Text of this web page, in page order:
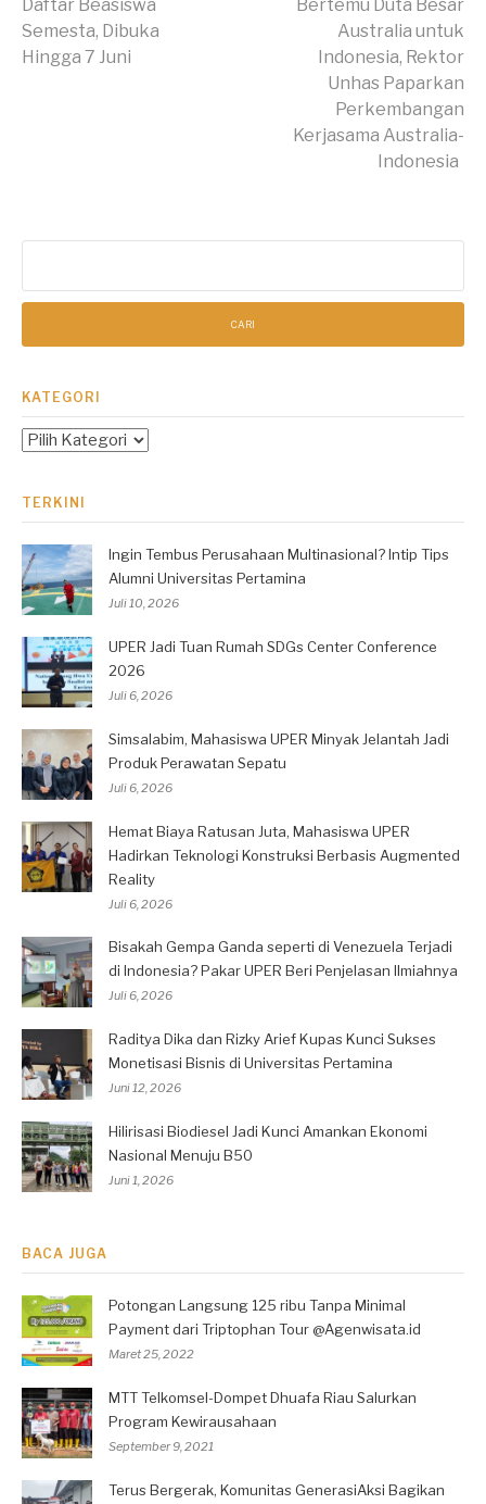
Membaca
Daftar Beasiswa
Semesta, Dibuka
Hingga 7 Juni
Bertemu Duta Besar
Australia untuk
Indonesia, Rektor
Unhas Paparkan
Perkembangan
Kerjasama Australia-
Indonesia
KATEGORI
Kategori
TERKINI
Ingin Tembus Perusahaan Multinasional? Intip Tips
Alumni Universitas Pertamina
Juli 10, 2026
UPER Jadi Tuan Rumah SDGs Center Conference
2026
Juli 6, 2026
Simsalabim, Mahasiswa UPER Minyak Jelantah Jadi
Produk Perawatan Sepatu
Juli 6, 2026
Hemat Biaya Ratusan Juta, Mahasiswa UPER
Hadirkan Teknologi Konstruksi Berbasis Augmented
Reality
Juli 6, 2026
Bisakah Gempa Ganda seperti di Venezuela Terjadi
di Indonesia? Pakar UPER Beri Penjelasan Ilmiahnya
Juli 6, 2026
Raditya Dika dan Rizky Arief Kupas Kunci Sukses
Monetisasi Bisnis di Universitas Pertamina
Juni 12, 2026
Hilirisasi Biodiesel Jadi Kunci Amankan Ekonomi
Nasional Menuju B50
Juni 1, 2026
BACA JUGA
Potongan Langsung 125 ribu Tanpa Minimal
Payment dari Triptophan Tour @Agenwisata.id
Maret 25, 2022
MTT Telkomsel-Dompet Dhuafa Riau Salurkan
Program Kewirausahaan
September 9, 2021
Terus Bergerak, Komunitas GenerasiAksi Bagikan